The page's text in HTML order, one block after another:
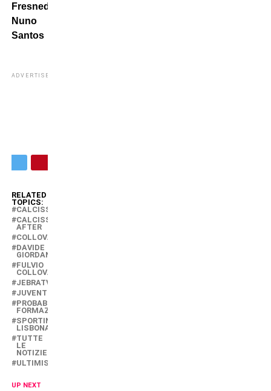
Fresneda
Nuno
Santos
ADVERTISEMENT
RELATED
TOPICS:
CALCISSIMO
CALCISSIMO
AFTER
COLLOVATI
DAVIDE
GIORDANA
FULVIO
COLLOVATI
JEBRATV
JUVENTUS
PROBABILI
FORMAZIONI
SPORTING
LISBONA
TUTTE
LE
NOTIZIE
ULTIMISSIME
UP NEXT